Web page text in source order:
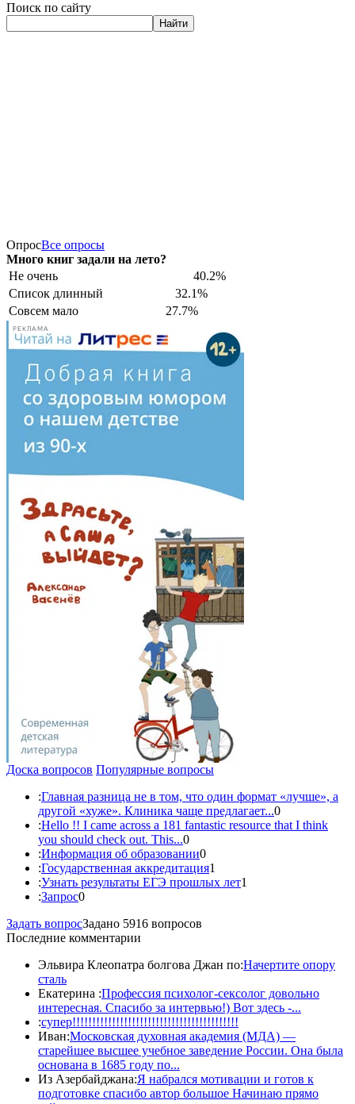
Поиск по сайту
Найти
ОпросВсе опросы
Много книг задали на лето?
Не очень
40.2%
Список длинный
32.1%
Совсем мало
27.7%
РЕКЛАМА
Доска вопросов Популярные вопросы
:Главная разница не в том, что один формат «лучше», а
другой «хуже». Клиника чаще предлагает...0
:Hello !! I came across a 181 fantastic resource that I think
you should check out. This...0
:Информация об образовании0
:Государственная аккредитация1
:Узнать результаты ЕГЭ прошлых лет1
:Запрос0
Задать вопросЗадано 5916 вопросов
Последние комментарии
Эльвира Клеопатра болгова Джан по:Начертите опору
сталь
Екатерина :Профессия психолог-сексолог довольно
интересная. Спасибо за интервью!) Вот здесь -...
:супер!!!!!!!!!!!!!!!!!!!!!!!!!!!!!!!!!!!!!!!!!!
Иван:Московская духовная академия (МДА) —
старейшее высшее учебное заведение России. Она была
основана в 1685 году по...
Из Азербайджана:Я набрался мотивации и готов к
подготовке спасибо автор большое Начинаю прямо